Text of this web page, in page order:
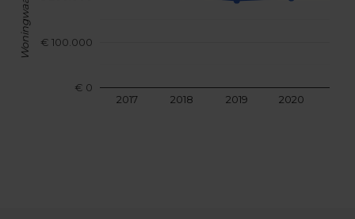
2017 2018 2019 2020
€ 0
€ 100.000
Woningwaarde